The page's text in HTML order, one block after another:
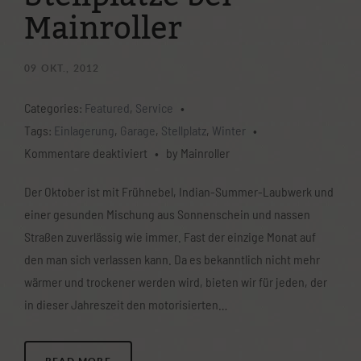
Mainroller
09 OKT., 2012
Categories: Featured, Service
•
Tags: Einlagerung, Garage, Stellplatz, Winter •
Kommentare deaktiviert für
is
coming
–
Stellplätze
bei
Mainroller
• by Mainroller
Der Oktober ist mit Frühnebel, Indian-Summer-Laubwerk und
einer gesunden Mischung aus Sonnenschein und nassen
Straßen zuverlässig wie immer. Fast der einzige Monat auf
den man sich verlassen kann. Da es bekanntlich nicht mehr
wärmer und trockener werden wird, bieten wir für jeden, der
in dieser Jahreszeit den motorisierten…